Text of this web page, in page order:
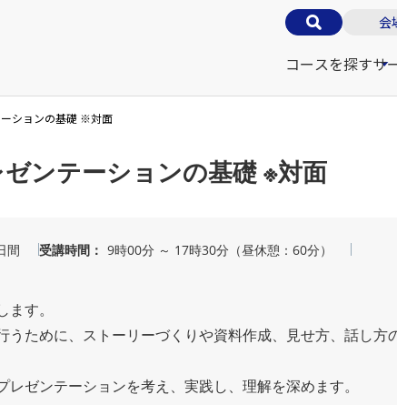
会
コースを探すサ
ションの基礎 ※対面
ンテーションの基礎 ※対面
間 受講時間
9時00分 ～ 17時30分（昼休憩：60分）
す。
うために、ストーリーづくりや資料作成、見せ方、話し方
ゼンテーションを考え、実践し、理解を深めます。